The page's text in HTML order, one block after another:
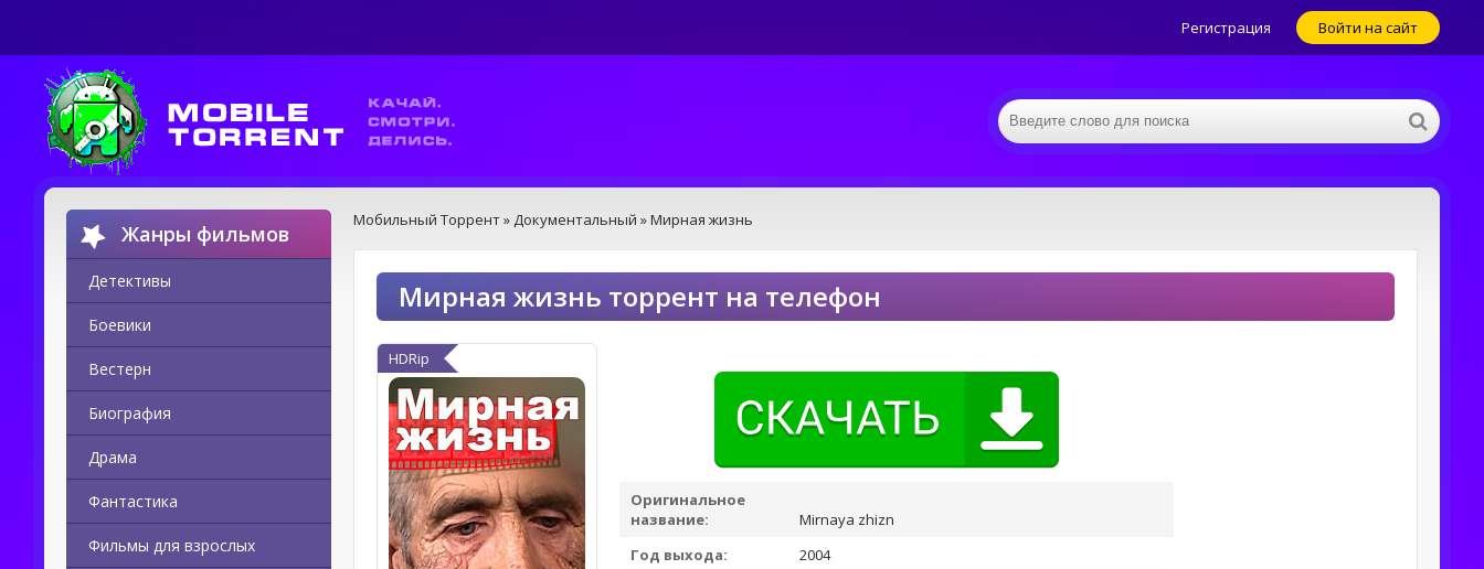
Регистрация Войти на сайт
Жанры фильмов
Детективы
Боевики
Вестерн
Биография
Драма
Фантастика
Фильмы для взрослых
Мобильный Торрент» Документальный » Мирная жизнь
Мирная жизнь торрент на телефон
HDRip
Оригинальное
название:
Mirnaya zhizn
Год выхода:
2004